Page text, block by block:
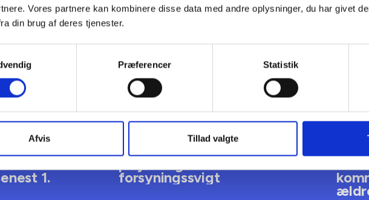
Vores partnere kan kombinere disse data med andre oplysninger, du har givet
din brug af deres tjenester.
Præferencer Statistik
Afvis Tillad valgte
Gert Nielsen / Bent Madsen
1.
BL INFORMERER
Ansvar for nødforsyning i
forsyningssvigt
BL